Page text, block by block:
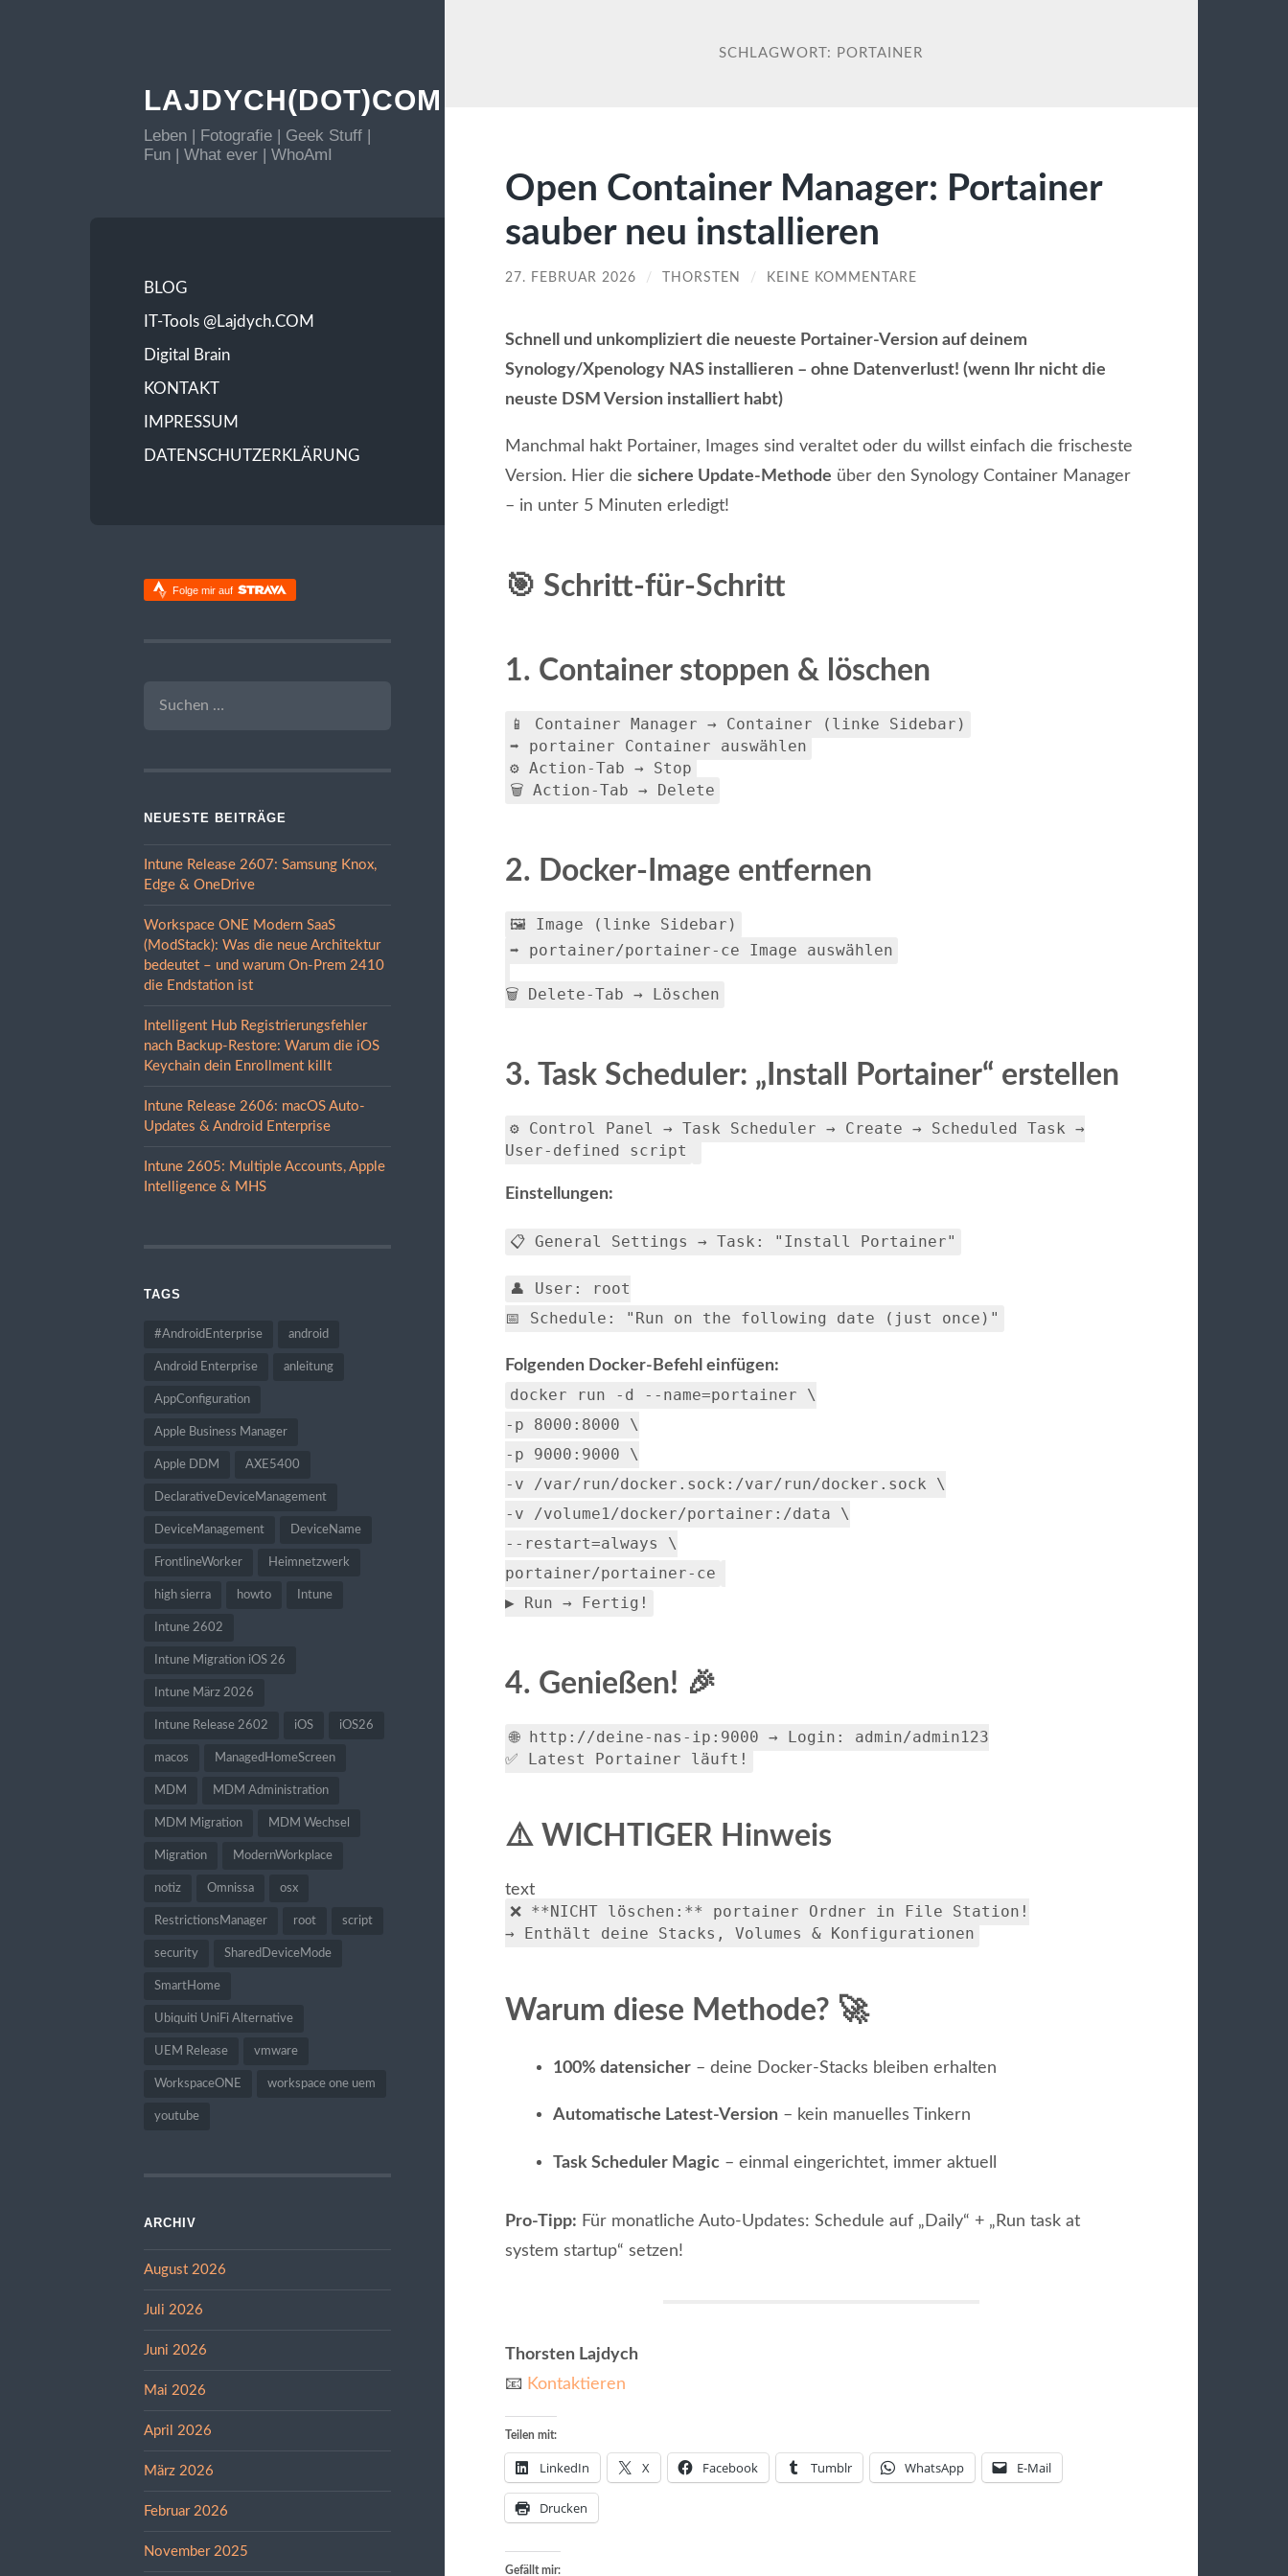
LAJDYCH(DOT)COM
Leben | Fotografie | Geek Stuff |
Fun | What ever | WhoAmI
BLOG
IT-Tools @Lajdych.COM
Digital Brain
KONTAKT
IMPRESSUM
DATENSCHUTZERKLÄRUNG
Folge mir auf
NACH:
NEUESTE BEITRÄGE
Intune Release 2607: Samsung Knox,
Edge & OneDrive
Workspace ONE Modern SaaS
(ModStack): Was die neue Architektur
bedeutet – und warum On-Prem 2410
die Endstation ist
Intelligent Hub Registrierungsfehler
nach Backup-Restore: Warum die iOS
Keychain dein Enrollment killt
Intune Release 2606: macOS Auto-
Updates & Android Enterprise
Intune 2605: Multiple Accounts, Apple
Intelligence & MHS
TAGS
#AndroidEnterprise android
Android Enterprise anleitung
AppConfiguration
Apple Business Manager
Apple DDM AXE5400
DeclarativeDeviceManagement
DeviceManagement DeviceName
FrontlineWorker Heimnetzwerk
high sierra howto Intune
Intune 2602
Intune Migration iOS 26
Intune März 2026
Intune Release 2602 iOS iOS26
macos ManagedHomeScreen
MDM MDM Administration
MDM Migration MDM Wechsel
Migration ModernWorkplace
notiz Omnissa osx
RestrictionsManager root script
security SharedDeviceMode
SmartHome
Ubiquiti UniFi Alternative
UEM Release vmware
WorkspaceONE workspace one uem
youtube
ARCHIV
August 2026
Juli 2026
Juni 2026
Mai 2026
April 2026
März 2026
Februar 2026
November 2025
SCHLAGWORT: PORTAINER
Open Container Manager: Portainer
sauber neu installieren
27. FEBRUAR 2026 / THORSTEN / KEINE KOMMENTARE
Schnell und unkompliziert die neueste Portainer-Version auf deinem
Synology/Xpenology NAS installieren – ohne Datenverlust! (wenn Ihr nicht die
neuste DSM Version installiert habt)
Manchmal hakt Portainer, Images sind veraltet oder du willst einfach die frischeste
Version. Hier die sichere Update-Methode über den Synology Container Manager
– in unter 5 Minuten erledigt!
🎯 Schritt-für-Schritt
1. Container stoppen & löschen
📱 Container Manager → Container (linke Sidebar)
➡️ portainer Container auswählen
⚙️ Action-Tab → Stop
🗑️ Action-Tab → Delete
2. Docker-Image entfernen
🖼️ Image (linke Sidebar)
➡️ portainer/portainer-ce Image auswählen
🗑️ Delete-Tab → Löschen
3. Task Scheduler: „Install Portainer“ erstellen
⚙️ Control Panel → Task Scheduler → Create → Scheduled Task →
User-defined script
Einstellungen:
📋 General Settings → Task: "Install Portainer"
👤 User: root
📅 Schedule: "Run on the following date (just once)"
Folgenden Docker-Befehl einfügen:
docker run -d --name=portainer \
-p 8000 :8000 \
-p 9000 :9000 \
-v /var/run/docker.sock:/var/run/docker.sock \
-v /volume1/docker/portainer:/data \
--restart=always \
portainer/portainer-ce
▶️ Run → Fertig!
4. Genießen! 🎉
🌐 http://deine-nas-ip:9000 → Login: admin/admin123
✅ Latest Portainer läuft!
⚠️ WICHTIGER Hinweis
text
❌ **NICHT löschen:** portainer Ordner in File Station!
→ Enthält deine Stacks, Volumes & Konfigurationen
Warum diese Methode? 🚀
100% datensicher– deine Docker-Stacks bleiben erhalten
Automatische Latest-Version– kein manuelles Tinkern
Task Scheduler Magic– einmal eingerichtet, immer aktuell
Pro-Tipp: Für monatliche Auto-Updates: Schedule auf „Daily“ + „Run task at
system startup“ setzen!
Thorsten Lajdych
📧 Kontaktieren
Teilen mit:
LinkedIn X Facebook Tumblr WhatsApp E-Mail
Drucken
Gefällt mir: